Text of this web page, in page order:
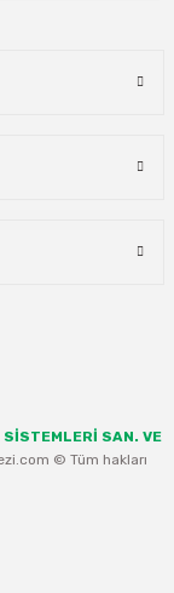
SİSTEMLERİ SAN. VE
© Tüm hakları